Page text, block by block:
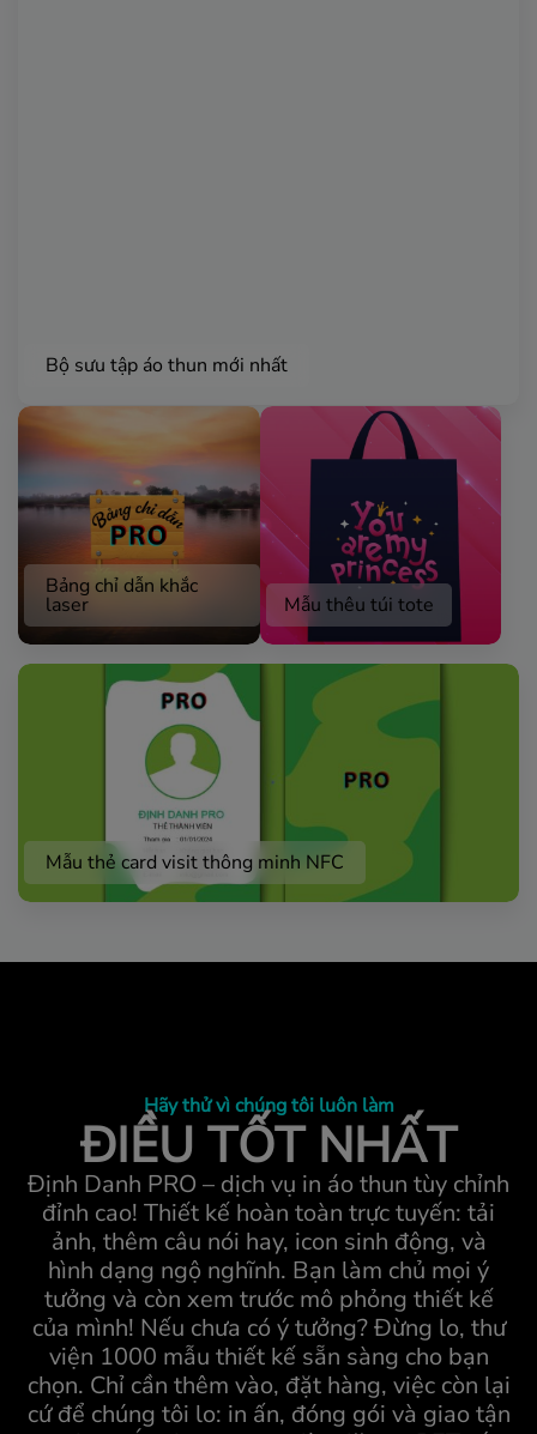
Bộ sưu tập áo thun mới nhất
Bảng chỉ dẫn khắc
laser Mẫu thêu túi tote
Mẫu thẻ card visit thông minh NFC
Hãy thử vì chúng tôi luôn làm
ĐIỀU TỐT NHẤT
Định Danh PRO – dịch vụ in áo thun tùy chỉnh
đỉnh cao! Thiết kế hoàn toàn trực tuyến: tải
ảnh, thêm câu nói hay, icon sinh động, và
hình dạng ngộ nghĩnh. Bạn làm chủ mọi ý
tưởng và còn xem trước mô phỏng thiết kế
của mình! Nếu chưa có ý tưởng? Đừng lo, thư
viện 1000 mẫu thiết kế sẵn sàng cho bạn
chọn. Chỉ cần thêm vào, đặt hàng, việc còn lại
cứ để chúng tôi lo: in ấn, đóng gói và giao tận